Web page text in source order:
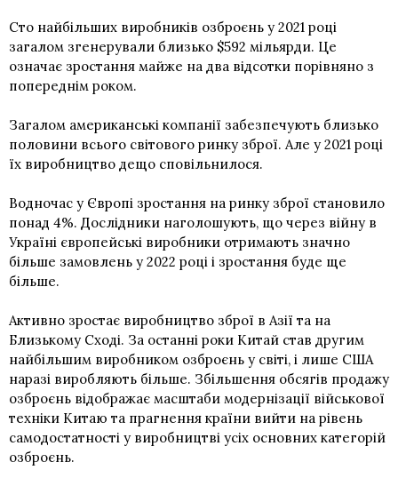
Сто найбільших виробників озброєнь у 2021 році
загалом згенерували близько $592 мільярди. Це
означає зростання майже на два відсотки порівняно з
попереднім роком.
Загалом американські компанії забезпечують близько
половини всього світового ринку зброї. Але у 2021 році
їх виробництво дещо сповільнилося.
Водночас у Європі зростання на ринку зброї становило
понад 4%. Дослідники наголошують, що через війну в
Україні європейські виробники отримають значно
більше замовлень у 2022 році і зростання буде ще
більше.
Активно зростає виробництво зброї в Азії та на
Близькому Сході. За останні роки Китай став другим
найбільшим виробником озброєнь у світі, і лише США
наразі виробляють більше. Збільшення обсягів продажу
озброєнь відображає масштаби модернізації військової
техніки Китаю та прагнення країни вийти на рівень
самодостатності у виробництві усіх основних категорій
озброєнь.